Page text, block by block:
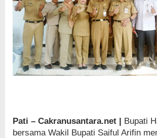
Pati – Cakranusantara.net | Bupati
bersama Wakil Bupati Saiful Arifin